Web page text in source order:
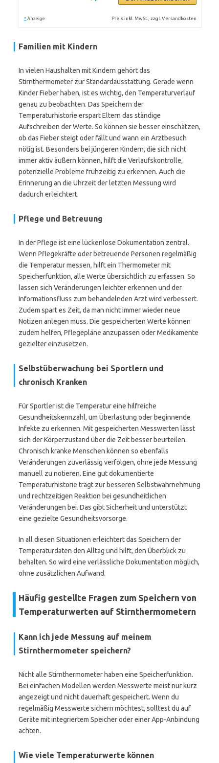
* Anzeige Preis inkl. MwSt., zzgl. Versandkosten
Familien mit Kindern
In vielen Haushalten mit Kindern gehört das
Stirnthermometer zur Standardausstattung. Gerade wenn
Kinder Fieber haben, ist es wichtig, den Temperaturverlauf
genau zu beobachten. Das Speichern der
Temperaturhistorie erspart Eltern das ständige
Aufschreiben der Werte. So können sie besser einschätzen,
ob das Fieber steigt oder fällt und wann ein Arztbesuch
nötig ist. Besonders bei jüngeren Kindern, die sich nicht
immer aktiv äußern können, hilft die Verlaufskontrolle,
potenzielle Probleme frühzeitig zu erkennen. Auch die
Erinnerung an die Uhrzeit der letzten Messung wird
dadurch erleichtert.
Pflege und Betreuung
In der Pflege ist eine lückenlose Dokumentation zentral.
Wenn Pflegekräfte oder betreuende Personen regelmäßig
die Temperatur messen, hilft ein Thermometer mit
Speicherfunktion, alle Werte übersichtlich zu erfassen. So
lassen sich Veränderungen leichter erkennen und der
Informationsfluss zum behandelnden Arzt wird verbessert.
Zudem spart es Zeit, da man nicht immer wieder neue
Notizen anlegen muss. Die gespeicherten Werte können
zudem helfen, Pflegepläne anzupassen oder Medikamente
gezielter einzusetzen.
Selbstüberwachung bei Sportlern und
chronisch Kranken
Für Sportler ist die Temperatur eine hilfreiche
Gesundheitskennzahl, um Überlastung oder beginnende
Infekte zu erkennen. Mit gespeicherten Messwerten lässt
sich der Körperzustand über die Zeit besser beurteilen.
Chronisch kranke Menschen können so ebenfalls
Veränderungen zuverlässig verfolgen, ohne jede Messung
manuell zu notieren. Eine gut dokumentierte
Temperaturhistorie trägt zur besseren Selbstwahrnehmung
und rechtzeitigen Reaktion bei gesundheitlichen
Veränderungen bei. Das gibt Sicherheit und unterstützt
eine gezielte Gesundheitsvorsorge.
In all diesen Situationen erleichtert das Speichern der
Temperaturdaten den Alltag und hilft, den Überblick zu
behalten. So wird eine verlässliche Dokumentation möglich,
ohne zusätzlichen Aufwand.
Häufig gestellte Fragen zum Speichern von
Temperaturwerten auf Stirnthermometern
Kann ich jede Messung auf meinem
Stirnthermometer speichern?
Nicht alle Stirnthermometer haben eine Speicherfunktion.
Bei einfachen Modellen werden Messwerte meist nur kurz
angezeigt und nicht dauerhaft gespeichert. Wenn du
regelmäßig Messwerte sichern möchtest, solltest du auf
Geräte mit integriertem Speicher oder einer App-Anbindung
achten.
Wie viele Temperaturwerte können